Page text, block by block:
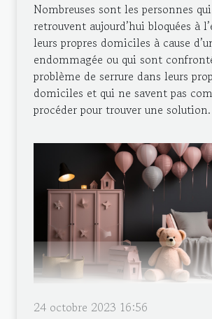
Nombreuses sont les personnes
retrouvent aujourd’hui bloquées à
leurs propres domiciles à cause
endommagée ou qui sont
problème de serrure dans leurs
domiciles et qui ne savent pas
procéder pour trouver une
24 octobre 2023 16:56